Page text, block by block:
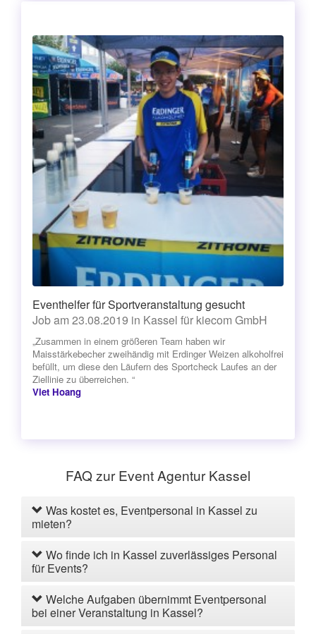
Eventhelfer für Sportveranstaltung gesucht
Job am 23.08.2019 in Kassel für kiecom GmbH
„Zusammen in einem größeren Team haben wir
Maisstärkebecher zweihändig mit Erdinger Weizen alkoholfrei
befüllt, um diese den Läufern des Sportcheck Laufes an der
Ziellinie zu überreichen. “
Viet Hoang
FAQ zur Event Agentur Kassel
Was kostet es, Eventpersonal in Kassel zu
mieten?
Wo finde ich in Kassel zuverlässiges Personal
für Events?
Welche Aufgaben übernimmt Eventpersonal
bei einer Veranstaltung in Kassel?